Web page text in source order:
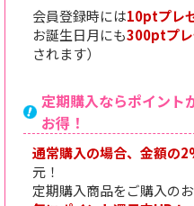
会員登録時には10ptプレ
お誕生日月にも300ptプレ
されます）
定期購入ならポイント
お得！
通常購入の場合、金額の
元！
定期購入商品をご購入の